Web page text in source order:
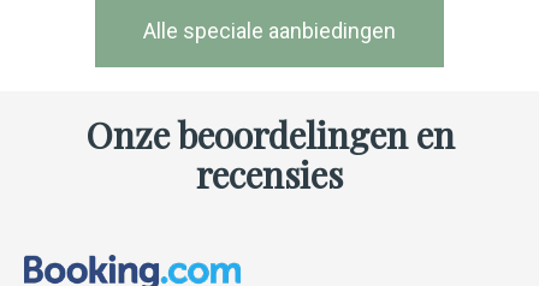
Alle speciale aanbiedingen
Onze beoordelingen en
recensies